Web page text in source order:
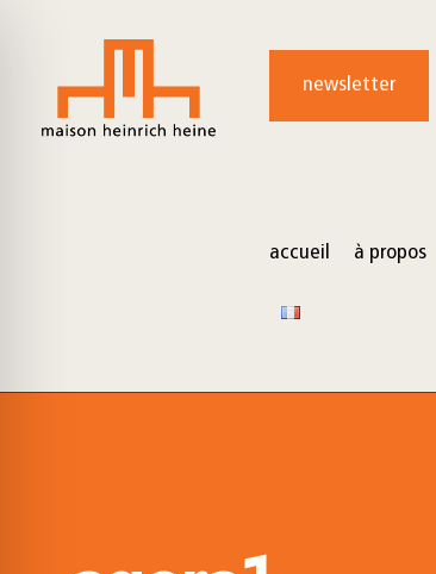
content
newsletter
accueil à propos